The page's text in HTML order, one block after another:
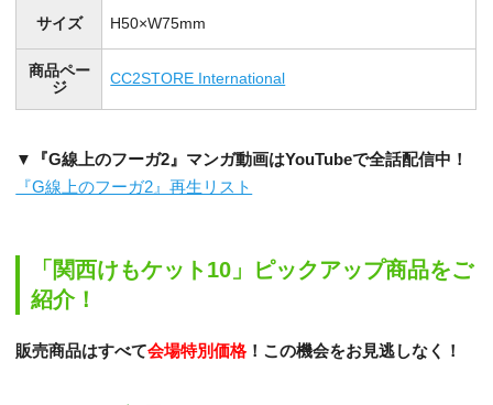
サイズ H50×W75mm
商品ペー
ジ
CC2STORE International
▼『G線上のフーガ2』マンガ動画はYouTubeで全話配信中！
『G線上のフーガ2』再生リスト
「関西けもケット10」ピックアップ商品をご
紹介！
販売商品はすべて会場特別価格！この機会をお見逃しなく！